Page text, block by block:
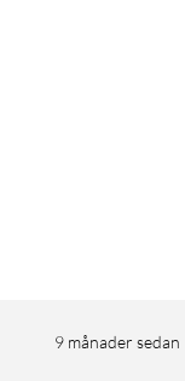
9 månader sedan